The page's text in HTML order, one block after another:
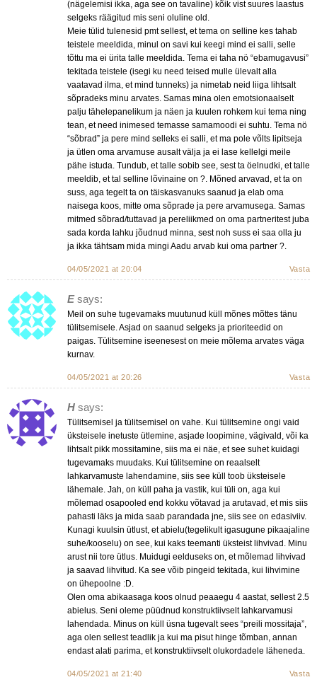
(nägelemisi ikka, aga see on tavaline) kõik vist suures laastus
selgeks räägitud mis seni oluline old.
Meie tülid tulenesid pmt sellest, et tema on selline kes tahab
teistele meeldida, minul on savi kui keegi mind ei salli, selle
tõttu ma ei ürita talle meeldida. Tema ei taha nö “ebamugavusi”
tekitada teistele (isegi ku need teised mulle ülevalt alla
vaatavad ilma, et mind tunneks) ja nimetab neid liiga lihtsalt
sõpradeks minu arvates. Samas mina olen emotsionaalselt
palju tähelepanelikum ja näen ja kuulen rohkem kui tema ning
tean, et need inimesed temasse samamoodi ei suhtu. Tema nö
“sõbrad” ja pere mind selleks ei salli, et ma pole võlts lipitseja
ja ütlen oma arvamuse ausalt välja ja ei lase kellelgi meile
pähe istuda. Tundub, et talle sobib see, sest ta öelnudki, et talle
meeldib, et tal selline lõvinaine on ?. Mõned arvavad, et ta on
suss, aga tegelt ta on täiskasvanuks saanud ja elab oma
naisega koos, mitte oma sõprade ja pere arvamusega. Samas
mitmed sõbrad/tuttavad ja pereliikmed on oma partneritest juba
sada korda lahku jõudnud minna, sest noh suss ei saa olla ju
ja ikka tähtsam mida mingi Aadu arvab kui oma partner ?.
04/05/2021 at 20:04 Vasta
E says:
Meil on suhe tugevamaks muutunud küll mõnes mõttes tänu
tülitsemisele. Asjad on saanud selgeks ja prioriteedid on
paigas. Tülitsemine iseenesest on meie mõlema arvates väga
kurnav.
04/05/2021 at 20:26 Vasta
H says:
Tülitsemisel ja tülitsemisel on vahe. Kui tülitsemine ongi vaid
üksteisele inetuste ütlemine, asjade loopimine, vägivald, või ka
lihtsalt pikk mossitamine, siis ma ei näe, et see suhet kuidagi
tugevamaks muudaks. Kui tülitsemine on reaalselt
lahkarvamuste lahendamine, siis see küll toob üksteisele
lähemale. Jah, on küll paha ja vastik, kui tüli on, aga kui
mõlemad osapooled end kokku võtavad ja arutavad, et mis siis
pahasti läks ja mida saab parandada jne, siis see on edasiviiv.
Kunagi kuulsin ütlust, et abielu(tegelikult igasugune pikaajaline
suhe/kooselu) on see, kui kaks teemanti üksteist lihvivad. Minu
arust nii tore ütlus. Muidugi eelduseks on, et mõlemad lihvivad
ja saavad lihvitud. Ka see võib pingeid tekitada, kui lihvimine
on ühepoolne :D.
Olen oma abikaasaga koos olnud peaaegu 4 aastat, sellest 2.5
abielus. Seni oleme püüdnud konstruktiivselt lahkarvamusi
lahendada. Minus on küll üsna tugevalt sees “preili mossitaja”,
aga olen sellest teadlik ja kui ma pisut hinge tõmban, annan
endast alati parima, et konstruktiivselt olukordadele läheneda.
04/05/2021 at 21:40 Vasta